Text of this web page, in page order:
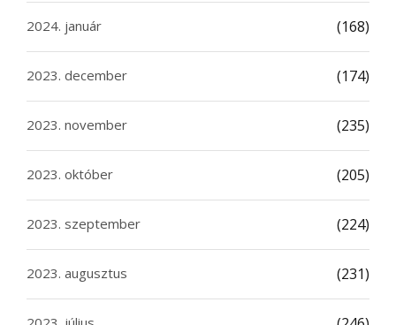
2024. január (168)
2023. december (174)
2023. november (235)
2023. október (205)
2023. szeptember (224)
2023. augusztus (231)